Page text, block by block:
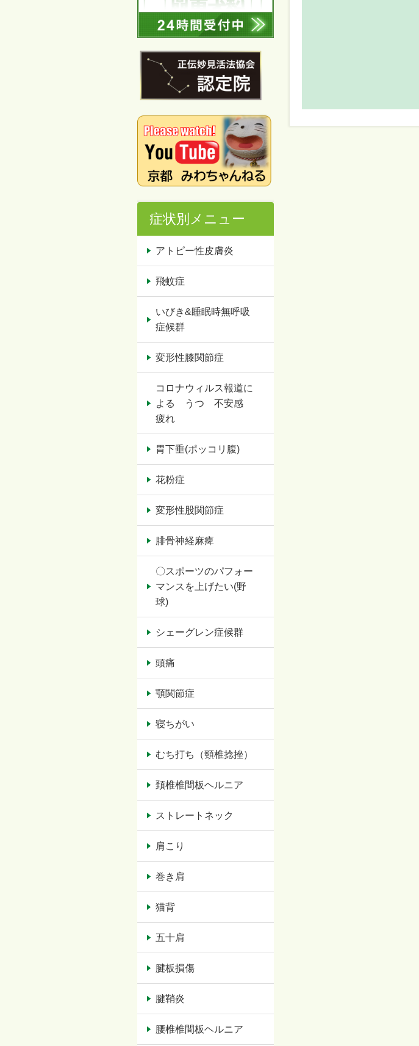
症状別メニュー
アトピー性皮膚炎
飛蚊症
いびき&睡眠時無呼吸
症候群
変形性膝関節症
コロナウィルス報道に
よる うつ 不安感
疲れ
胃下垂(ポッコリ腹)
花粉症
変形性股関節症
腓骨神経麻痺
〇スポーツのパフォー
マンスを上げたい(野
球)
シェーグレン症候群
頭痛
顎関節症
寝ちがい
むち打ち（頸椎捻挫）
頚椎椎間板ヘルニア
ストレートネック
肩こり
巻き肩
猫背
五十肩
腱板損傷
腱鞘炎
腰椎椎間板ヘルニア